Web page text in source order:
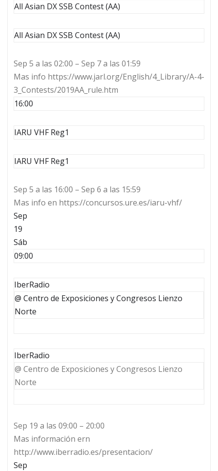
All Asian DX SSB Contest (AA)
All Asian DX SSB Contest (AA)
Sep 5 a las 02:00 – Sep 7 a las 01:59
Mas info https://www.jarl.org/English/4_Library/A-4-
3_Contests/2019AA_rule.htm
16:00
IARU VHF Reg1
IARU VHF Reg1
Sep 5 a las 16:00 – Sep 6 a las 15:59
Mas info en https://concursos.ure.es/iaru-vhf/
Sep
19
Sáb
09:00
IberRadio
@ Centro de Exposiciones y Congresos Lienzo
Norte
IberRadio
@ Centro de Exposiciones y Congresos Lienzo
Norte
Sep 19 a las 09:00 – 20:00
Mas información ern
http://www.iberradio.es/presentacion/
Sep